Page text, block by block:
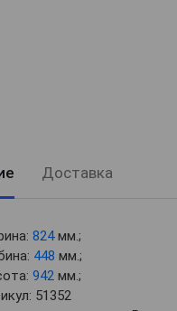
Доставка
824мм.;
448 мм.;
942 мм.;
51352